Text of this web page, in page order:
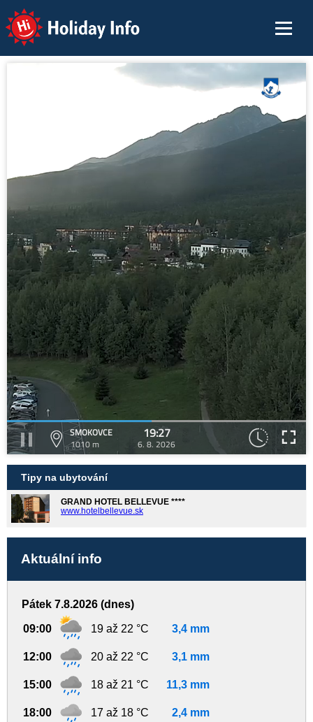
Holiday Info
SMOKOVCE
1010 m
19:27
6. 8. 2026
Tipy na ubytování
GRAND HOTEL BELLEVUE ****
www.hotelbellevue.sk
Aktuální info
Pátek 7.8.2026 (dnes)
09:00 19 až 22 °C 3,4 mm
12:00 20 až 22 °C 3,1 mm
15:00 18 až 21 °C 11,3 mm
18:00 17 až 18 °C 2,4 mm